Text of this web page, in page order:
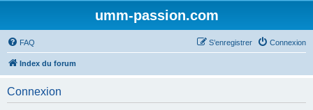
umm-passion.com
FAQ Connexion
S’enregistrer
Index du forum
Connexion